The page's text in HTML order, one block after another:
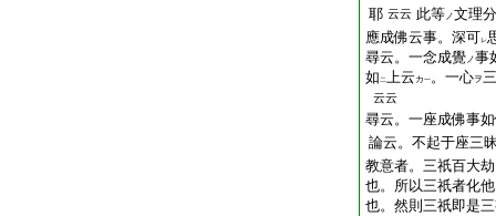
耶 云云 此等ノ文理
應成佛云事。深可レ
尋云。一念成覺ノ事
如 二上云 カ一。一心ヲ
云云
尋云。一座成佛事
論云。不起于座三
教意者。三祇百大劫
也。所以三祇者化他
也。然則三祇即是